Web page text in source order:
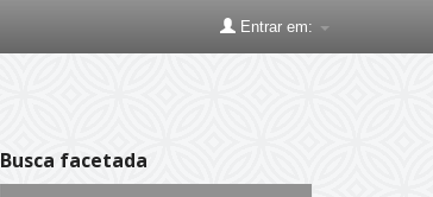
Entrar em:
Busca facetada